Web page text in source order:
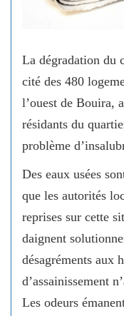
La dégradation du
cité des 480
l’ouest de Bouira,
résidants du
problème
Des eaux usées
que les autorités
reprises sur cette
daignent
désagréments aux
d’assainissement
Les odeurs